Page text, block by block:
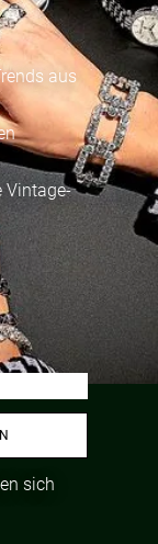
aus
Vintage-
sich